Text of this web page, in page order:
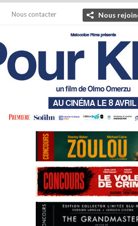
Nous contacter Nous